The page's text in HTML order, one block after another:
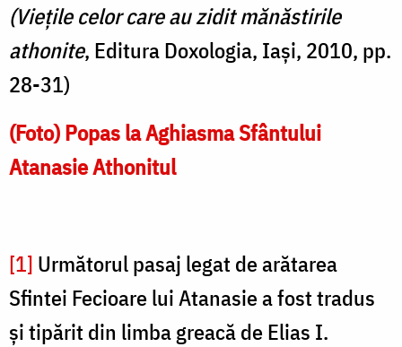
(Vieţile celor care au zidit mănăstirile
athonite, Editura Doxologia, Iaşi, 2010, pp.
28-31)
(Foto) Popas la Aghiasma Sfântului
Atanasie Athonitul
[1] Următorul pasaj legat de arătarea
Sfintei Fecioare lui Atana­sie a fost tradus
şi tipărit din limba greacă de Elias I.